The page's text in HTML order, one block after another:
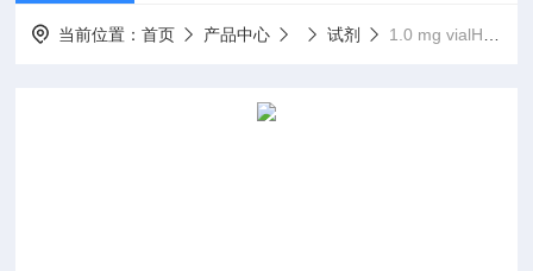
当前位置：首页 产品中心 试剂 1.0 mg vialHFXIIa 1212a因子Human Factor XIIa